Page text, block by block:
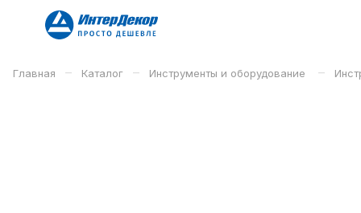
Главная – Каталог – Инструменты и оборудование –